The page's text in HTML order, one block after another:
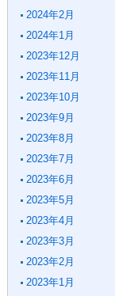
2024年2月
2024年1月
2023年12月
2023年11月
2023年10月
2023年9月
2023年8月
2023年7月
2023年6月
2023年5月
2023年4月
2023年3月
2023年2月
2023年1月